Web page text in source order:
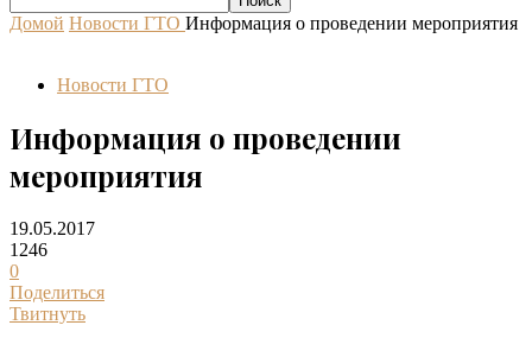
Домой Новости ГТО Информация о проведении мероприятия
Новости ГТО
Информация о проведении
мероприятия
19.05.2017
1246
0
Поделиться
Твитнуть